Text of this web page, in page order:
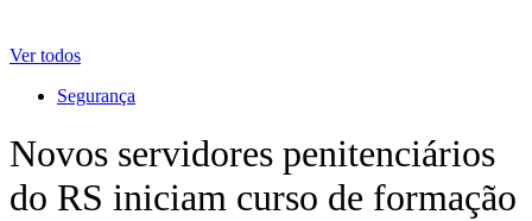
Ver todos
Segurança
Novos servidores penitenciários
do RS iniciam curso de formação